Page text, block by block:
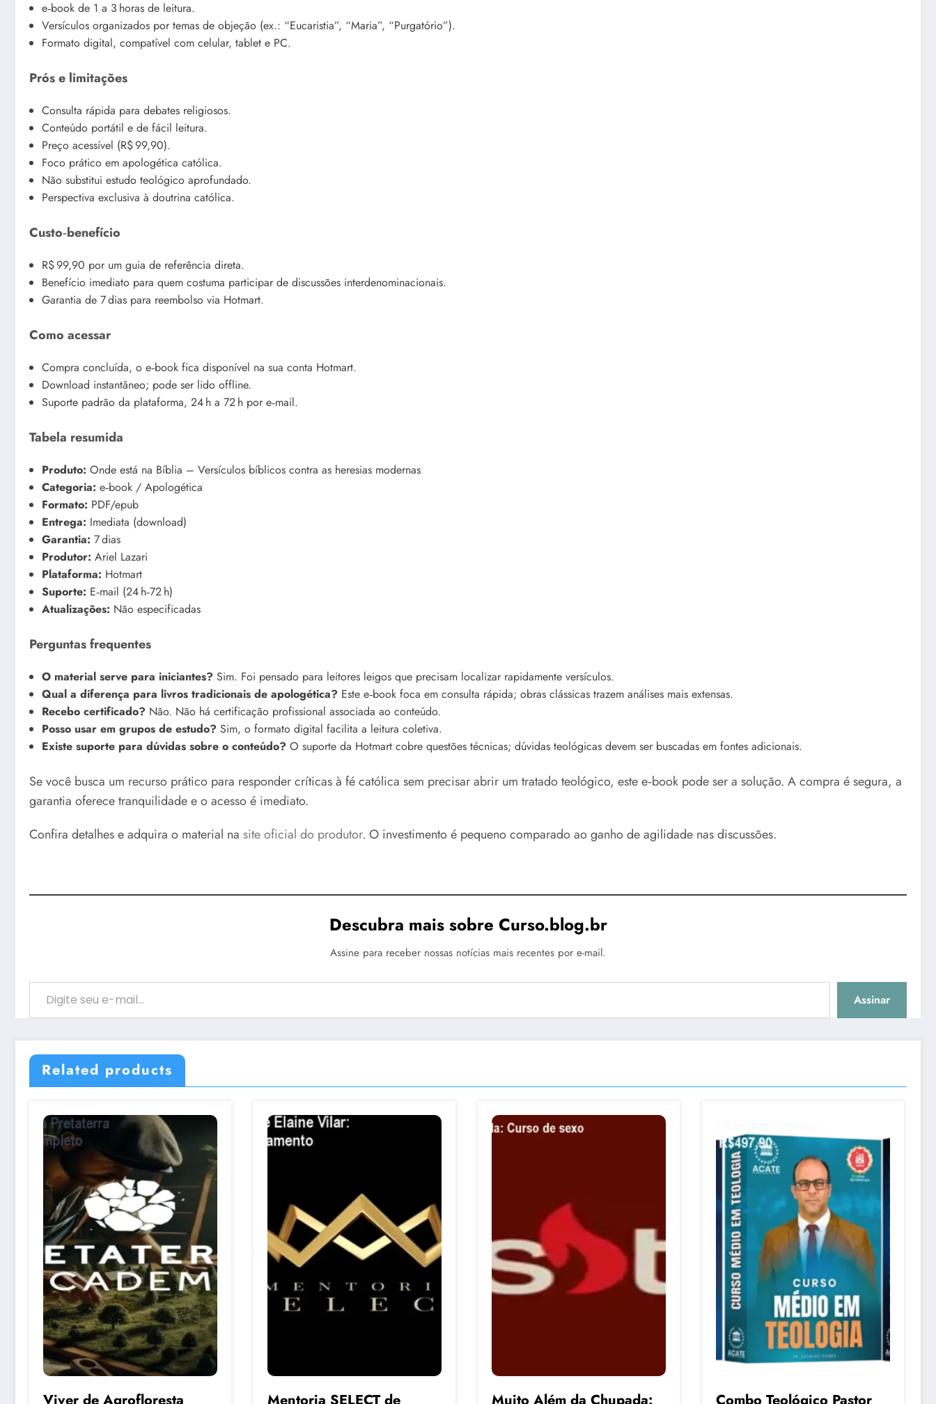
e‑book de 1 a 3 horas de leitura.
Versículos organizados por temas de objeção (ex.: “Eucaristia”, “Maria”, “Purgatório”).
Formato digital, compatível com celular, tablet e PC.
Prós e limitações
Consulta rápida para debates religiosos.
Conteúdo portátil e de fácil leitura.
Preço acessível (R$ 99,90).
Foco prático em apologética católica.
Não substitui estudo teológico aprofundado.
Perspectiva exclusiva à doutrina católica.
Custo‑benefício
R$ 99,90 por um guia de referência direta.
Benefício imediato para quem costuma participar de discussões interdenominacionais.
Garantia de 7 dias para reembolso via Hotmart.
Como acessar
Compra concluída, o e‑book fica disponível na sua conta Hotmart.
Download instantâneo; pode ser lido offline.
Suporte padrão da plataforma, 24 h a 72 h por e‑mail.
Tabela resumida
Produto: Onde está na Bíblia – Versículos bíblicos contra as heresias modernas
Categoria: e‑book / Apologética
Formato: PDF/epub
Entrega: Imediata (download)
Garantia: 7 dias
Produtor: Ariel Lazari
Plataforma: Hotmart
Suporte: E‑mail (24 h‑72 h)
Atualizações: Não especificadas
Perguntas frequentes
O material serve para iniciantes? Sim. Foi pensado para leitores leigos que precisam localizar rapidamente versículos.
Qual a diferença para livros tradicionais de apologética? Este e‑book foca em consulta rápida; obras clássicas trazem análises mais extensas.
Recebo certificado? Não. Não há certificação profissional associada ao conteúdo.
Posso usar em grupos de estudo? Sim, o formato digital facilita a leitura coletiva.
Existe suporte para dúvidas sobre o conteúdo? O suporte da Hotmart cobre questões técnicas; dúvidas teológicas devem ser buscadas em fontes adicionais.
Se você busca um recurso prático para responder críticas à fé católica sem precisar abrir um tratado teológico, este e‑book pode ser a solução. A compra é segura, a
garantia oferece tranquilidade e o acesso é imediato.
Confira detalhes e adquira o material na site oficial do produtor. O investimento é pequeno comparado ao ganho de agilidade nas discussões.
Descubra mais sobre Curso.blog.br
Assine para receber nossas notícias mais recentes por e-mail.
Digite seu e-mail…
Assinar
Related products